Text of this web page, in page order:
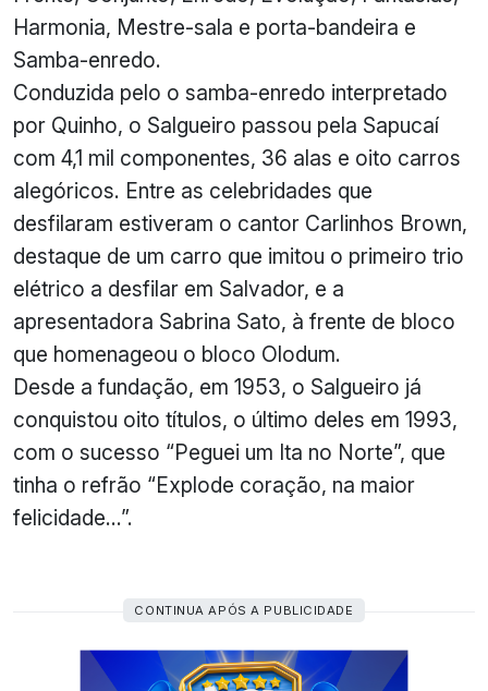
Harmonia, Mestre-sala e porta-bandeira e
Samba-enredo.
Conduzida pelo o samba-enredo interpretado
por Quinho, o Salgueiro passou pela Sapucaí
com 4,1 mil componentes, 36 alas e oito carros
alegóricos. Entre as celebridades que
desfilaram estiveram o cantor Carlinhos Brown,
destaque de um carro que imitou o primeiro trio
elétrico a desfilar em Salvador, e a
apresentadora Sabrina Sato, à frente de bloco
que homenageou o bloco Olodum.
Desde a fundação, em 1953, o Salgueiro já
conquistou oito títulos, o último deles em 1993,
com o sucesso “Peguei um Ita no Norte”, que
tinha o refrão “Explode coração, na maior
felicidade…”.
CONTINUA APÓS A PUBLICIDADE